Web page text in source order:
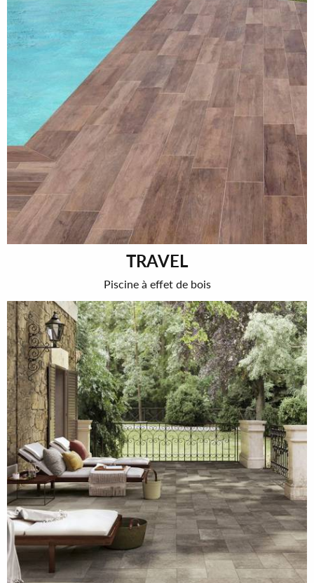
TRAVEL
Piscine à effet de bois